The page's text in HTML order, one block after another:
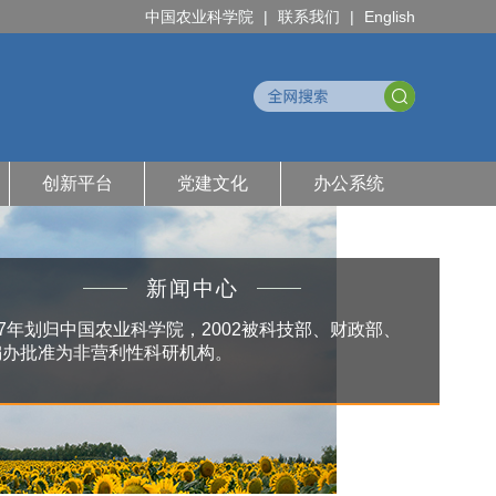
中国农业科学院 | 联系我们 | English
创新平台 党建文化 办公系统
新闻中心
年划归中国农业科学院，2002被科技部、财政部、
批准为非营利性科研机构。